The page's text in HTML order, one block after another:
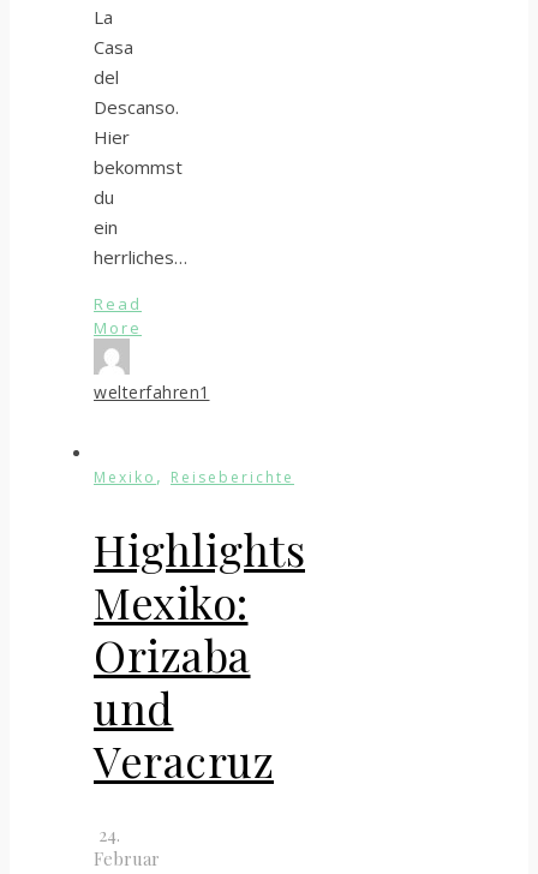
La
Casa
del
Descanso.
Hier
bekommst
du
ein
herrliches…
Read
More
welterfahren1
Mexiko , Reiseberichte
Highlights
Mexiko:
Orizaba
und
Veracruz
24.
Februar